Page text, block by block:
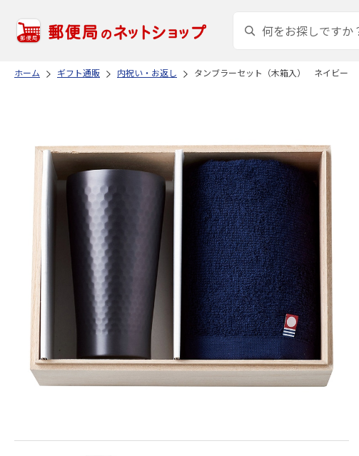
ホーム ギフト通販 内祝い・お返し タンブラーセット（木箱入） ネイビー